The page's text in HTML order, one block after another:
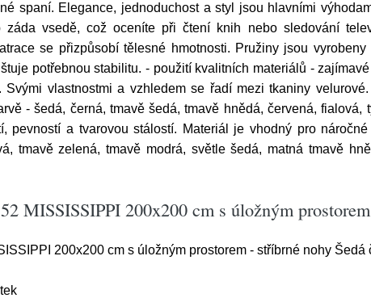
spaní. Elegance, jednoduchost a styl jsou hlavními
záda vsedě, což oceníte při čtení knih nebo sledování
se přizpůsobí tělesné hmotnosti. Pružiny jsou
potřebnou stabilitu. - použití kvalitních materiálů -
Svými vlastnostmi a vzhledem se řadí mezi tkaniny
- šedá, černá, tmavě šedá, tmavě hnědá, červená,
pevností a tvarovou stálostí. Materiál je vhodný pro
tmavě zelená, tmavě modrá, světle šedá, matná tmavě
MISSISSIPPI 200x200 cm s úložným
200x200 cm s úložným prostorem - stříbrné nohy Šedá